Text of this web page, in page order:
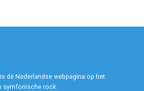
dé Nederlandse webpagina op het
symfonische rock.